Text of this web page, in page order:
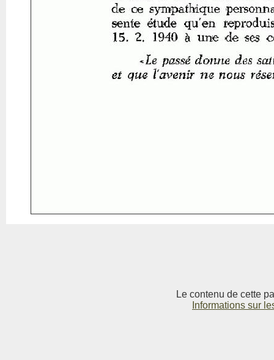
Le contenu de cette
Informations sur